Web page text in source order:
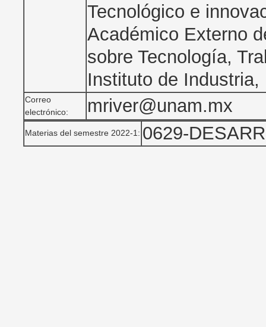
Tecnológico e
Académico Externo
sobre Tecnología,
Instituto de
Correo
electrónico:
mriver@unam.mx
Materias del semestre 2022-1: 0629-